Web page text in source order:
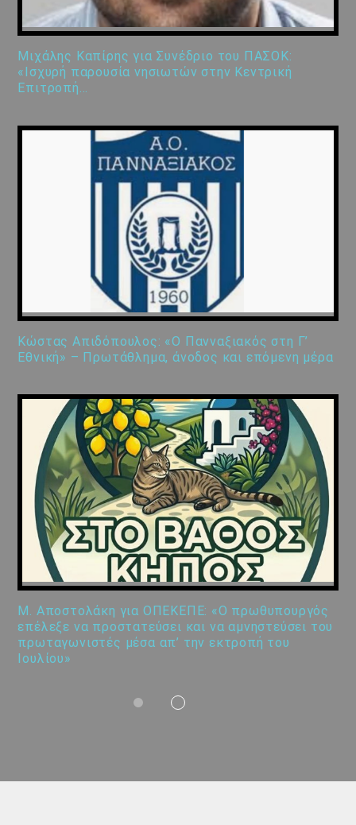
Μιχάλης Καπίρης για Συνέδριο του ΠΑΣΟΚ:
«Ισχυρή παρουσία νησιωτών στην Κεντρική
Επιτροπή…
Κώστας Απιδόπουλος: «Ο Πανναξιακός στη Γ’
Εθνική» – Πρωτάθλημα, άνοδος και επόμενη μέρα
Μ. Αποστολάκη για ΟΠΕΚΕΠΕ: «Ο πρωθυπουργός
επέλεξε να προστατεύσει και να αμνηστεύσει του
πρωταγωνιστές μέσα απ’ την εκτροπή του
Ιουλίου»